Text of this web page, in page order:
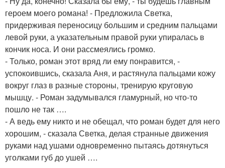
героем моего романа! - Предложила Светка,
придерживая переносицу большим и средним пальцами
левой руки, а указательным правой руки упиралась в
кончик носа. И они рассмеялись громко.
- Только, роман этот вряд ли ему понравится, -
успокоившись, сказала Аня, и растянула пальцами кожу
вокруг глаз в разные стороны, тренирую круговую
мышцу. - Роман задумывался гламурный, но что-то
пошло не так ….
- А ведь ему никто и не обещал, что роман будет для него
хорошим, - сказала Светка, делая странные движения
руками над ушами одновременно пытаясь дотянуться
уголками губ до ушей ….